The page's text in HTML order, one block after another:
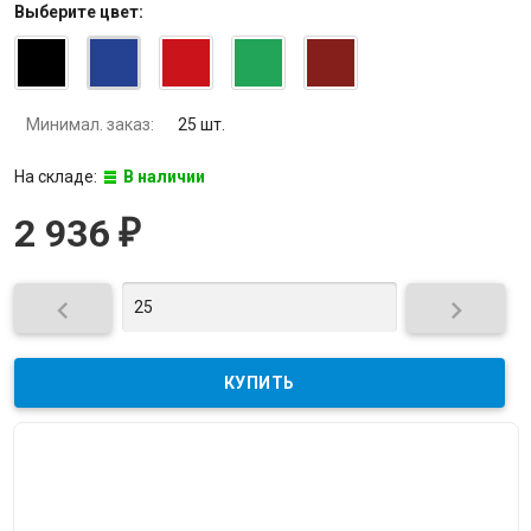
Выберите цвет:
Минимал. заказ: 25 шт.
На складе: В наличии
2 936 ₽
 